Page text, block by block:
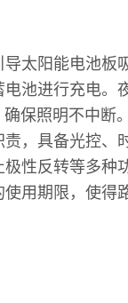
导太阳能电池板
池进行充电。
保照明不中断
，具备光控、
性反转等多种
用期限，使得